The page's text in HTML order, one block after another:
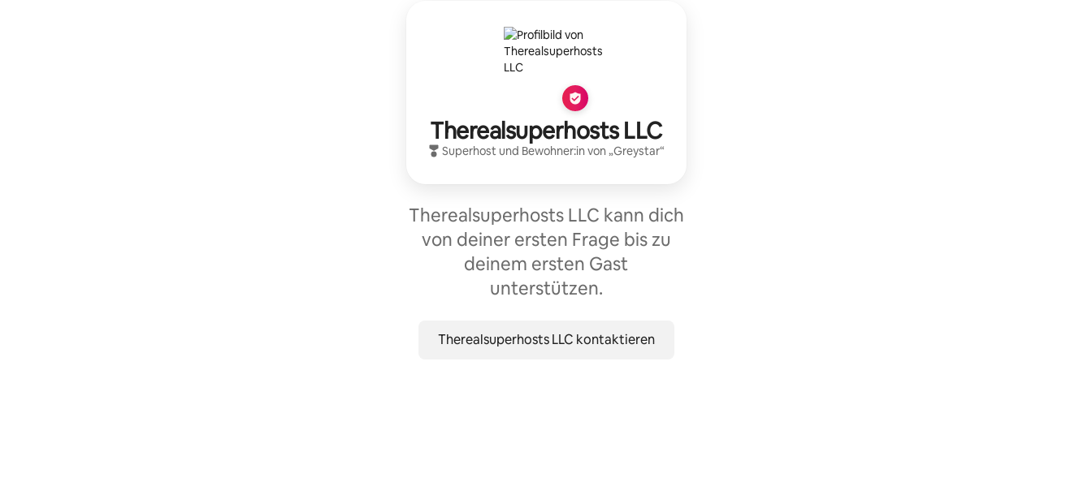
Therealsuperhosts LLC
Superhost und Bewohner:in von „Greystar“
Therealsuperhosts LLC kann dich
von deiner ersten Frage bis zu
deinem ersten Gast
unterstützen.
Therealsuperhosts LLC kontaktieren